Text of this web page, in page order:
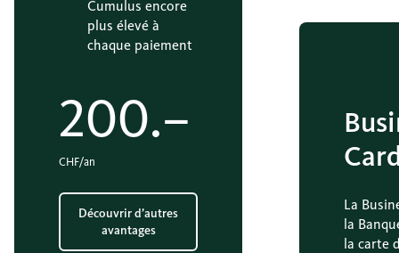
Cumulus encore
plus élevé à
chaque paiement
200.–
CHF/an
Découvrir d’autres
avantages
La
la
la carte